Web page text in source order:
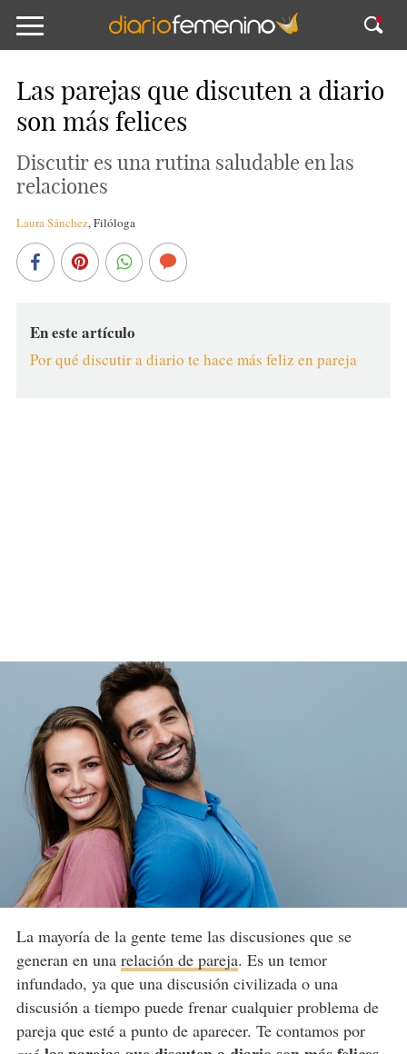
Las parejas que discuten a diario
son más felices
Discutir es una rutina saludable en las
relaciones
Laura Sánchez,Filóloga
En este artículo
Por qué discutir a diario te hace más feliz en pareja
La mayoría de la gente teme las discusiones que se
generan en una relación de pareja. Es un temor
infundado, ya que una discusión civilizada o una
discusión a tiempo puede frenar cualquier problema de
pareja que esté a punto de aparecer. Te contamos por